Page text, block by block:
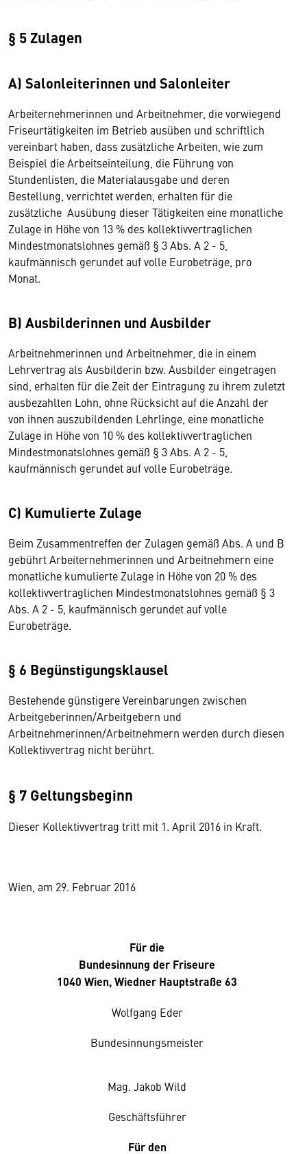
§ 5 Zulagen
A) Salonleiterinnen und Salonleiter
Arbeiternehmerinnen und Arbeitnehmer, die vorwiegend
Friseurtätigkeiten im Betrieb ausüben und schriftlich
vereinbart haben, dass zusätzliche Arbeiten, wie zum
Beispiel die Arbeitseinteilung, die Führung von
Stundenlisten, die Materialausgabe und deren
Bestellung, verrichtet werden, erhalten für die
zusätzliche Ausübung dieser Tätigkeiten eine monatliche
Zulage in Höhe von 13 % des kollektivvertraglichen
Mindestmonatslohnes gemäß § 3 Abs. A 2 - 5,
kaufmännisch gerundet auf volle Eurobeträge, pro
Monat.
B) Ausbilderinnen und Ausbilder
Arbeitnehmerinnen und Arbeitnehmer, die in einem
Lehrvertrag als Ausbilderin bzw. Ausbilder eingetragen
sind, erhalten für die Zeit der Eintragung zu ihrem zuletzt
ausbezahlten Lohn, ohne Rücksicht auf die Anzahl der
von ihnen auszubildenden Lehrlinge, eine monatliche
Zulage in Höhe von 10 % des kollektivvertraglichen
Mindestmonatslohnes gemäß § 3 Abs. A 2 - 5,
kaufmännisch gerundet auf volle Eurobeträge.
C) Kumulierte Zulage
Beim Zusammentreffen der Zulagen gemäß Abs. A und B
gebührt Arbeiternehmerinnen und Arbeitnehmern eine
monatliche kumulierte Zulage in Höhe von 20 % des
kollektivvertraglichen Mindestmonatslohnes gemäß § 3
Abs. A 2 - 5, kaufmännisch gerundet auf volle
Eurobeträge.
§ 6 Begünstigungsklausel
Bestehende günstigere Vereinbarungen zwischen
Arbeitgeberinnen/Arbeitgebern und
Arbeitnehmerinnen/Arbeitnehmern werden durch diesen
Kollektivvertrag nicht berührt.
§ 7 Geltungsbeginn
Dieser Kollektivvertrag tritt mit 1. April 2016 in Kraft.
Wien, am 29. Februar 2016
Für die
Bundesinnung der Friseure
1040 Wien, Wiedner Hauptstraße 63
Wolfgang Eder
Bundesinnungsmeister
Mag. Jakob Wild
Geschäftsführer
Für den